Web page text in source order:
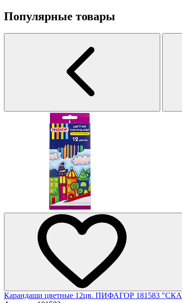
Популярные товары
Карандаши цветные 12цв. ПИФАГОР 181583